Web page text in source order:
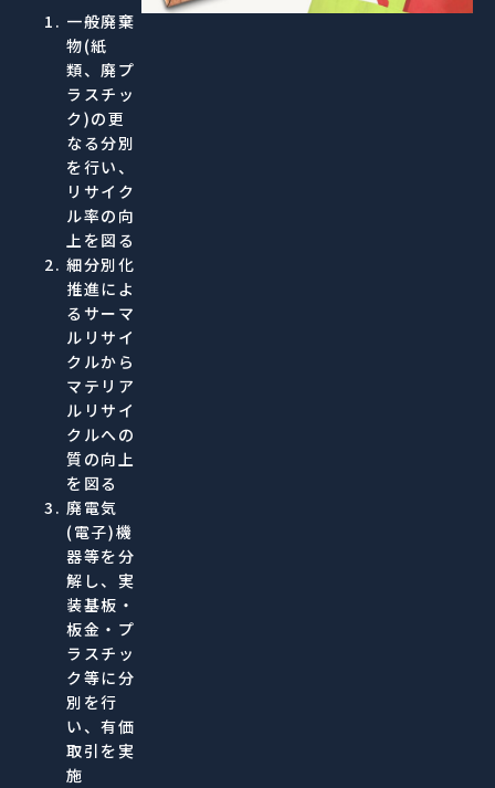
一般廃棄
物(紙
類、廃プ
ラスチッ
ク)の更
なる分別
を行い、
リサイク
ル率の向
上を図る
細分別化
推進によ
るサーマ
ルリサイ
クルから
マテリア
ルリサイ
クルへの
質の向上
を図る
廃電気
(電子)機
器等を分
解し、実
装基板・
板金・プ
ラスチッ
ク等に分
別を行
い、有価
取引を実
施